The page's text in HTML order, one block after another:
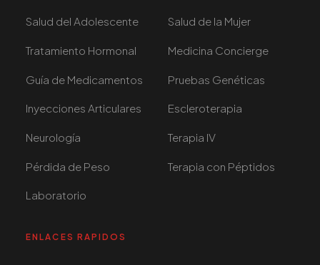
Salud del Adolescente Salud de la Mujer
Tratamiento Hormonal Medicina Concierge
Guía de Medicamentos Pruebas Genéticas
Inyecciones Articulares Escleroterapia
Neurología Terapia IV
Pérdida de Peso Terapia con Péptidos
Laboratorio
ENLACES RAPIDOS